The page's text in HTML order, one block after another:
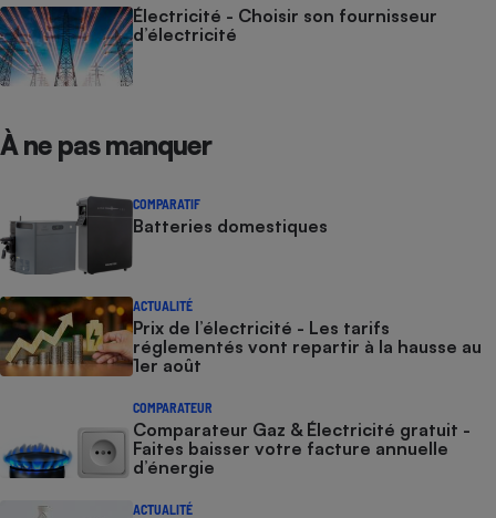
Électricité - Choisir son fournisseur
d’électricité
À ne pas manquer
COMPARATIF
Batteries domestiques
ACTUALITÉ
Prix de l’électricité - Les tarifs
réglementés vont repartir à la hausse au
1er août
COMPARATEUR
Comparateur Gaz & Électricité gratuit -
Faites baisser votre facture annuelle
d’énergie
ACTUALITÉ